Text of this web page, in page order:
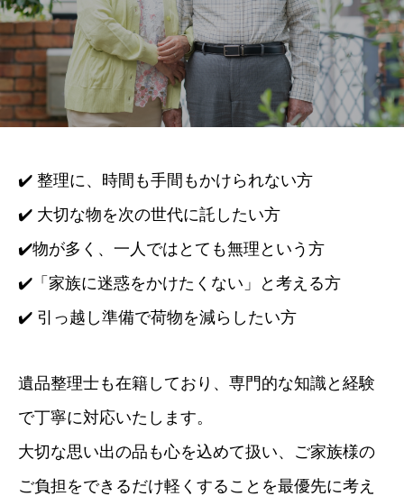
✔️ 整理に、時間も手間もかけられない方
✔️ 大切な物を次の世代に託したい方
✔️物が多く、一人ではとても無理という方
✔️「家族に迷惑をかけたくない」と考える方
✔️ 引っ越し準備で荷物を減らしたい方
遺品整理士も在籍しており、専門的な知識と経験
で丁寧に対応いたします。
大切な思い出の品も心を込めて扱い、ご家族様の
ご負担をできるだけ軽くすることを最優先に考え